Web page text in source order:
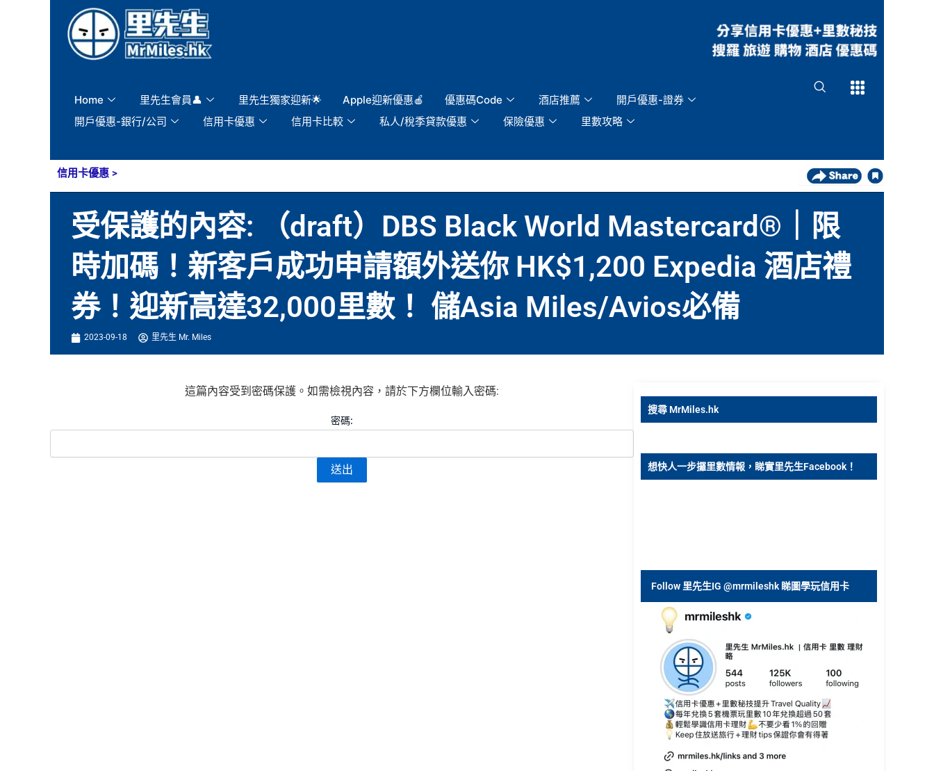
Home 里先生會員👤 里先生獨家迎新🌟 Apple迎新優惠🍎 優惠碼Code 酒店推薦
開戶優惠-證券
開戶優惠-銀行/公司
信用卡優惠 信用卡比較 私人/稅季貸款優惠 保險優惠 里數攻略
Open
信用卡優惠 >
受保護的內容: （draft）DBS Black World Mastercard®｜限
時加碼！新客戶成功申請額外送你 HK$1,200 Expedia 酒店禮
券！迎新高達32,000里數！ 儲Asia Miles/Avios必備
2023-09-18 里先生 Mr. Miles
這篇內容受到密碼保護。如需檢視內容，請於下方欄位輸入密碼:
密碼:
搜尋 MrMiles.hk
想快人一步攞里數情報，睇實里先生Facebook！
Follow 里先生IG @mrmileshk 睇圖學玩信用卡